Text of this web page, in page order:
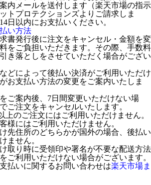
内メールを送付します（楽天市場の指示
トプロテクションズよりご請求しま
日以内にお支払いください。
い方法
書発行後に注文をキャンセル・金額を変
をご負担いただきます。その際、手数料
き落としをさせていただく場合がござい
どによって後払い決済がご利用いただけ
お支払い方法の変更をご案内いたしま
ご案内後、7日間変更いただけない場
ご注文をキャンセルいたします。
上のご注文にはご利用いただけません。
様にはご利用いただけません。
先住所のどちらかが国外の場合、後払い
ません。
取り時に受領印や署名が不要な配送方法
ご利用いただけない場合がございます。
払いに関するお問い合わせは楽天市場ま